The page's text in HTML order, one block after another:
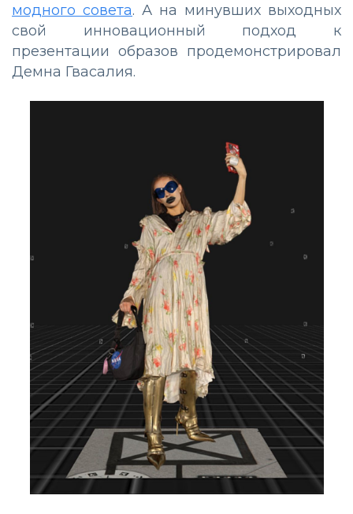
модного совета. А на минувших выходных
свой инновационный подход к
презентации образов продемонстрировал
Демна Гвасалия.